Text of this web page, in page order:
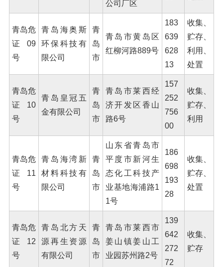
公司厂区
青岛危
证09
号
青岛海奥斯
环保科技有
限公司
青
岛
市
青岛市黄岛区
红柳河路889号
183
639
628
13
收集、
贮存、
利用、
处置
青岛危
证10
号
青岛皇冠五
金有限公司
青
岛
市
青岛市莱西经
济开发区香山
路6号
157
252
756
00
收集、
贮存、
利用
青岛危
证11
号
青岛海湾新
材料科技有
限公司
青
岛
市
山东省青岛市
平度市新河生
态化工科技产
业基地海浦路1
1号
186
698
193
28
收集、
贮存、
处置
青岛危
证12
号
青岛北方天
源再生资源
有限公司
青
岛
市
青岛市莱西市
姜山镇姜山工
业园苏州路2号
139
642
272
72
收集、
贮存